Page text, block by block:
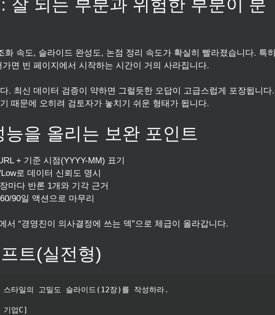
잘 되는 부분과 위험한 부분이 분
화 속도, 슬라이드 완성도, 논점 정리 속도가 확실히 빨라졌습니다. 특히
면 빈 페이지에서 시작하는 시간이 거의 사라집니다.
. 최신 데이터 검증이 약하면 그럴듯한 오답이 고급스럽게 포장됩니다.
때문에 오히려 검토자가 놓치기 쉬운 형태가 됩니다.
을 올리는 보완 포인트
+ 기준 시점(YYYY-MM) 표기
로 데이터 신뢰도 명시
마다 반론 1개와 기각 근거
90일 액션으로 마무리
서 “경영진이 의사결정에 쓰는 덱”으로 체급이 올라갑니다.
트(실전형)
타일의 고밀도 슬라이드(12장)를 작성하라.
업C]